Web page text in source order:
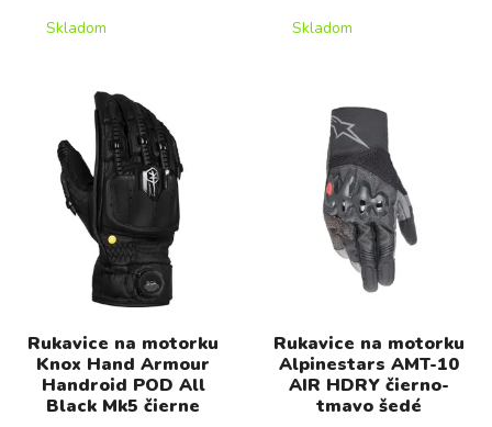
Skladom Skladom
Rukavice na motorku
Knox Hand Armour
Handroid POD All
Black Mk5 čierne
Rukavice na motorku
Alpinestars AMT-10
AIR HDRY čierno-
tmavo šedé